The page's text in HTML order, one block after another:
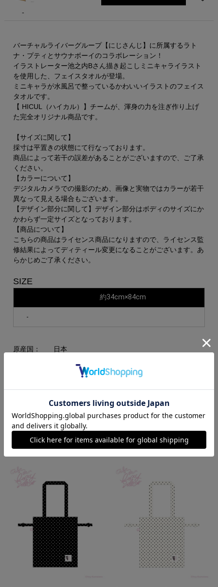
-
バーチャルライバーグループ【にじさんじ】に所属するラト
ナ・プティとサウナボーイのコラボレーション！
イラストレーター池之内Bさん描き起こしミニキャライラスト
を使用した、フェイスタオルが登場。
ミニキャラが水風呂で整っているかわいいイラストのフェイス
タオルです。
【 HICUL（ハイカル）】チームが、渾身の力を注ぎ作り上げ
た完全オリジナル商品です。
【サイズに関して】
採寸は平置きの状態にて行なっております。
商品によって若干の誤差があることがございますので、ご了承
ください。
【カラーについて】
デジタルカメラでの撮影のため、画像と実物ではカラーが若干
異なって見える場合もございます。
【デザイン部分に関して】デザイン部分はボディのサイズにか
かわらず一定サイズとなっております。
【商品について】
こちらの商品はライセンス商品になりますので、ライセンス監
修結果によってディティール変更になることがございます。あ
らかじめご了承ください。
SIZE
約34cm×84cm
-
原産国： 日本
RECOMMEND